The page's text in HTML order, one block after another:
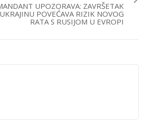
UPOZORAVA: ZAVRŠETAK
POVEĆAVA RIZIK NOVOG
RATA S RUSIJOM U EVROPI